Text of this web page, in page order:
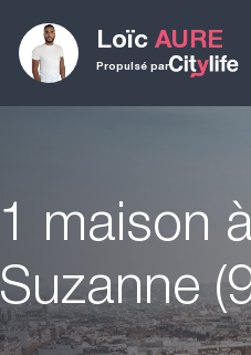
LoïcAURE
Propulsé par
1 maison
Suzanne